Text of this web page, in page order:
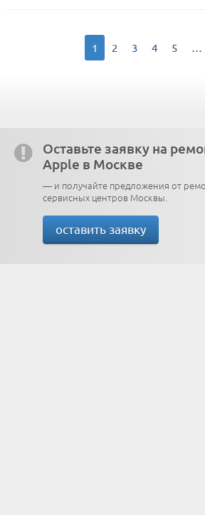
1 2 3 4 5 …
Оставьте заявку на
Apple в Москве
— и получайте предложения от
сервисных центров Москвы.
оставить заявку